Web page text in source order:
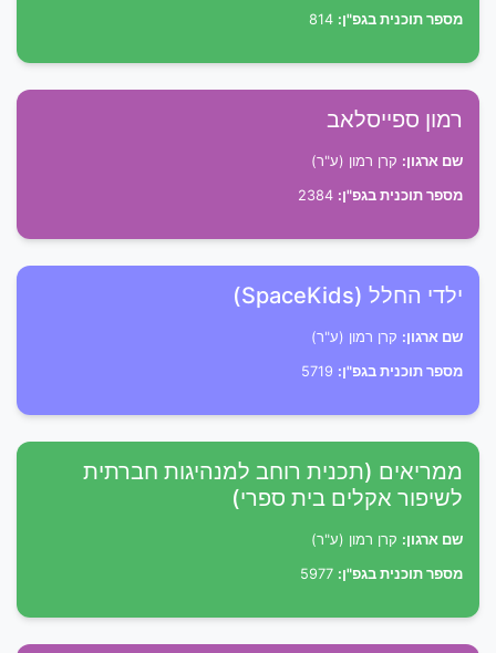
מספר תוכנית בגפ"ן:
רמון ספייסלאב
שם ארגון: קרן רמון (ע"ר)
מספר תוכנית בגפ"ן:
ילדי החלל (SpaceKids)
שם ארגון: קרן רמון (ע"ר)
מספר תוכנית בגפ"ן:
ממריאים (תכנית רוחב למנהיגות חברתית
לשיפור אקלים בית ספרי)
שם ארגון: קרן רמון (ע"ר)
מספר תוכנית בגפ"ן: